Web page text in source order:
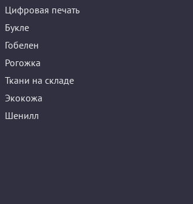
Цифровая печать
Букле
Гобелен
Рогожка
Ткани на складе
Экокожа
Шенилл